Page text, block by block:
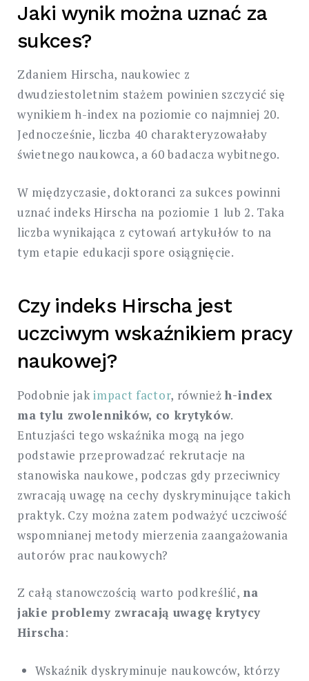
Jaki wynik można uznać za
sukces?
Zdaniem Hirscha, naukowiec z
dwudziestoletnim stażem powinien szczycić się
wynikiem h-index na poziomie co najmniej 20.
Jednocześnie, liczba 40 charakteryzowałaby
świetnego naukowca, a 60 badacza wybitnego.
W międzyczasie, doktoranci za sukces powinni
uznać indeks Hirscha na poziomie 1 lub 2. Taka
liczba wynikająca z cytowań artykułów to na
tym etapie edukacji spore osiągnięcie.
Czy indeks Hirscha jest
uczciwym wskaźnikiem pracy
naukowej?
Podobnie jakimpact factor, równieżh-index
ma tylu zwolenników, co krytyków.
Entuzjaści tego wskaźnika mogą na jego
podstawie przeprowadzać rekrutacje na
stanowiska naukowe, podczas gdy przeciwnicy
zwracają uwagę na cechy dyskryminujące takich
praktyk. Czy można zatem podważyć uczciwość
wspomnianej metody mierzenia zaangażowania
autorów prac naukowych?
Z całą stanowczością warto podkreślić, na
jakie problemy zwracają uwagę krytycy
Hirscha:
Wskaźnik dyskryminuje naukowców, którzy